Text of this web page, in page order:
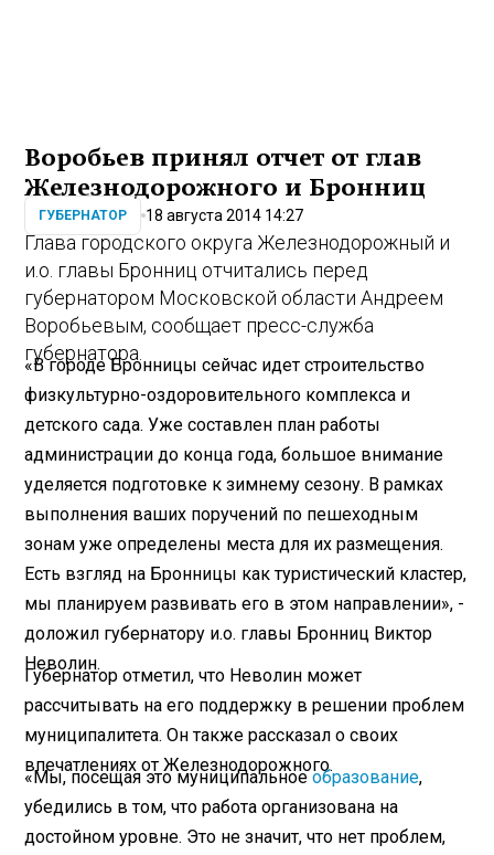
Воробьев принял отчет от глав
Железнодорожного и Бронниц
ГУБЕРНАТОР 18 августа 2014 14:27
Глава городского округа Железнодорожный и
и.о. главы Бронниц отчитались перед
губернатором Московской области Андреем
Воробьевым, сообщает пресс-служба
губернатора.
«В городе Бронницы сейчас идет строительство
физкультурно-оздоровительного комплекса и
детского сада. Уже составлен план работы
администрации до конца года, большое внимание
уделяется подготовке к зимнему сезону. В рамках
выполнения ваших поручений по пешеходным
зонам уже определены места для их размещения.
Есть взгляд на Бронницы как туристический кластер,
мы планируем развивать его в этом направлении», -
доложил губернатору и.о. главы Бронниц Виктор
Неволин.
Губернатор отметил, что Неволин может
рассчитывать на его поддержку в решении проблем
муниципалитета. Он также рассказал о своих
впечатлениях от Железнодорожного.
«Мы, посещая это муниципальноеобразование,
убедились в том, что работа организована на
достойном уровне. Это не значит, что нет проблем,